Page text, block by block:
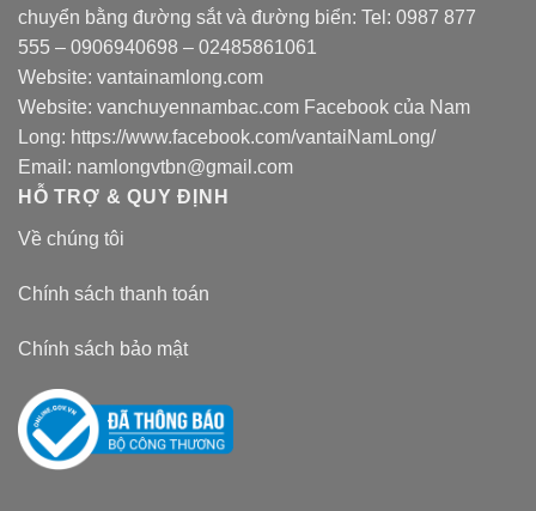
chuyển bằng đường sắt và đường biển: Tel: 0987 877
555 – 0906940698 – 02485861061
Website: vantainamlong.com
Website: vanchuyennambac.com Facebook của Nam
Long: https://www.facebook.com/vantaiNamLong/
Email: namlongvtbn@gmail.com
HỖ TRỢ & QUY ĐỊNH
Về chúng tôi
Chính sách thanh toán
Chính sách bảo mật